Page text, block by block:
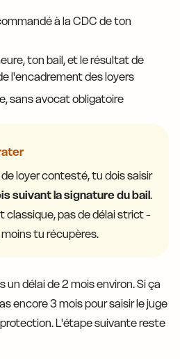
à la CDC de ton
ton bail, et le résultat de
l'encadrement des loyers
sans avocat obligatoire
loyer contesté, tu dois saisir
suivant la signature du bail.
classique, pas de délai strict -
tu récupères.
un délai de 2 mois environ. Si ça
encore 3 mois pour saisir le juge
L'étape suivante reste